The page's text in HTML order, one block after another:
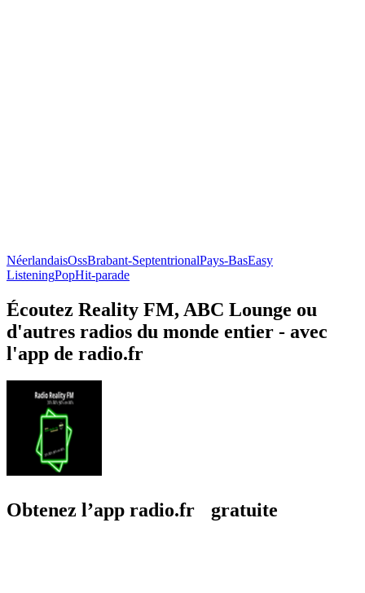
NéerlandaisOssBrabant-SeptentrionalPays-BasEasy
ListeningPopHit-parade
Écoutez Reality FM, ABC Lounge ou
d'autres radios du monde entier - avec
l'app de radio.fr
Obtenez l’app radio.fr gratuite